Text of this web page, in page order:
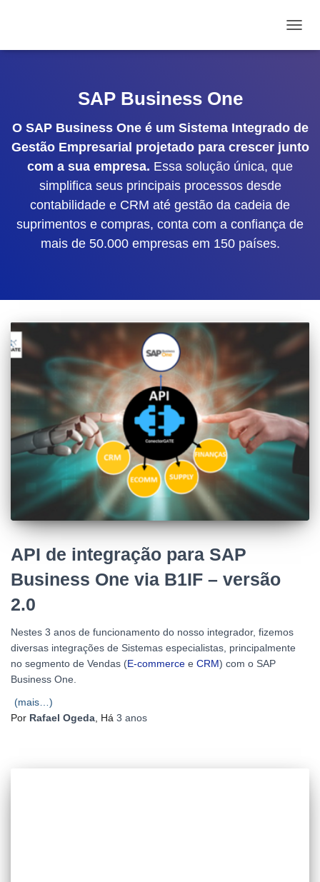
SAP Business One
O SAP Business One é um Sistema Integrado de
Gestão Empresarial projetado para crescer junto
com a sua empresa. Essa solução única, que
simplifica seus principais processos desde
contabilidade e CRM até gestão da cadeia de
suprimentos e compras, conta com a confiança de
mais de 50.000 empresas em 150 países.
API de integração para SAP
Business One via B1IF – versão
2.0
Nestes 3 anos de funcionamento do nosso integrador, fizemos
diversas integrações de Sistemas especialistas, principalmente
no segmento de Vendas (E-commerce e CRM) com o SAP
Business One.
(mais…)
Por Rafael Ogeda , Há 3 anos